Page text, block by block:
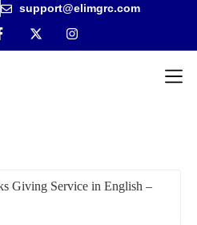
support@elimgrc.com